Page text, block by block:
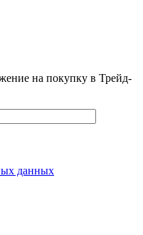
на покупку в Трейд-
данных